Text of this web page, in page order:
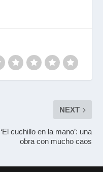
NEXT
‘El cuchillo en la mano’: una
obra con mucho caos